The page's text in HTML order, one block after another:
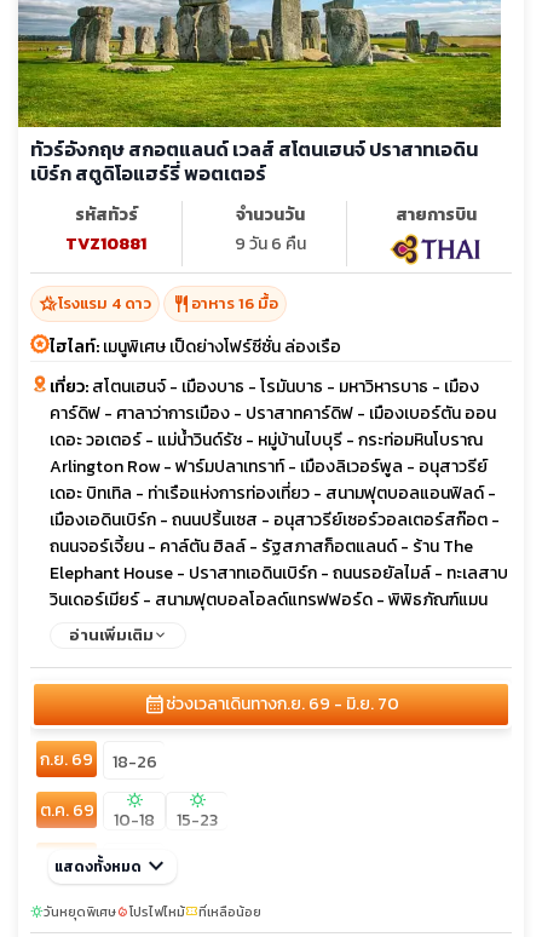
ทัวร์อังกฤษ สกอตแลนด์ เวลส์ สโตนเฮนจ์ ปราสาทเอดิน
เบิร์ก สตูดิโอแฮร์รี่ พอตเตอร์
รหัสทัวร์
TVZ10881
จำนวนวัน
9 วัน 6 คืน
สายการบิน
hotel_classโรงแรม 4 ดาว restaurant อาหาร 16 มื้อ
ไฮไลท์:เมนูพิเศษ เป็ดย่างโฟร์ซีซั่น ล่องเรือ
เที่ยว:สโตนเฮนจ์ - เมืองบาธ - โรมันบาธ - มหาวิหารบาธ - เมือง
คาร์ดิฟ - ศาลาว่าการเมือง - ปราสาทคาร์ดิฟ - เมืองเบอร์ตัน ออน
เดอะ วอเตอร์ - แม่น้ำวินด์รัช - หมู่บ้านไบบุรี - กระท่อมหินโบราณ
Arlington Row - ฟาร์มปลาเทราท์ - เมืองลิเวอร์พูล - อนุสาวรีย์
เดอะ บิทเทิล - ท่าเรือแห่งการท่องเที่ยว - สนามฟุตบอลแอนฟิลด์ -
เมืองเอดินเบิร์ก - ถนนปริ้นเซส - อนุสาวรีย์เซอร์วอลเตอร์สก๊อต -
ถนนจอร์เจี้ยน - คาล์ตัน ฮิลล์ - รัฐสภาสก็อตแลนด์ - ร้าน The
Elephant House - ปราสาทเอดินเบิร์ก - ถนนรอยัลไมล์ - ทะเลสาบ
วินเดอร์เมียร์ - สนามฟุตบอลโอลด์แทรฟฟอร์ด - พิพิธภัณฑ์แมน
เชสเตอร์ยูไนเต็ด - เมืองสแตรทฟอร์ด อัพพอน เอวอน - บ้านเกิดวิล
London Harry Potter Tour - ห้างเซลฟริเจดส์ - ห้างมาร์ค แอนด์
สเปนเซอร์ - ห้างพรีมาค - ถนนอ็อกซ์ฟอร์ด - ล่องเรือแม่น้ำเทมส์ -
ทาวเวอร์ออฟลอนดอน - รัฐสภาอังกฤษ - จัตุรัสรัฐสภา - มหาวิหาร
เวสทมินส์เตอร์ - หอนาฬิกาบิ๊กเบน - ถนนดาวน์นิง - จตุรัสทราฟัล
การ์ - มหาวิหารเซนต์พอลส์ - สะพานทาวเวอร์บริดจ์ - พระราชวังบัก
กิ้งแฮม - ย่านไนท์บริดจ์
อ่านเพิ่มเติม
calendar_monthช่วงเวลาเดินทางก.ย. 69 - มิ.ย. 70
ก.ย. 69
18-26
ต.ค. 69
sunny
10-18
sunny
15-23
พ.ย. 69
13-21
ธ.ค. 69
sunny
04-12
แสดงทั้งหมด keyboard_arrow_down
sunnyวันหยุดพิเศษlocal_fire_departmentโปรไฟไหม้confirmation_numberที่เหลือน้อย